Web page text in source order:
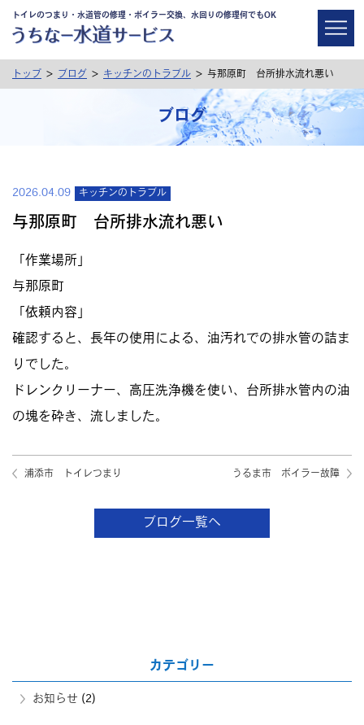
トイレのつまり・水道管の修理・ボイラー交換、水回りの修理何でもOK
トップ > ブログ > キッチンのトラブル > 与那原町 台所排水流れ悪い
ブログ
2026.04.09 キッチンのトラブル
与那原町 台所排水流れ悪い
「作業場所」
与那原町
「依頼内容」
確認すると、長年の使用による、油汚れでの排水管の詰ま
りでした。
ドレンクリーナー、高圧洗浄機を使い、台所排水管内の油
の塊を砕き、流しました。
浦添市 トイレつまり うるま市 ボイラー故障
ブログ一覧へ
カテゴリー
お知らせ (2)